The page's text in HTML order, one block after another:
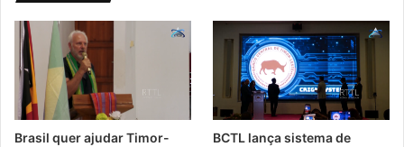
Brasil quer ajudar Timor-
BCTL lança sistema de